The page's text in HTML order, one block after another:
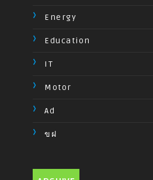
Energy
Education
IT
Motor
Ad
ขฝ